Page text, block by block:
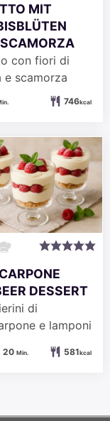
MIT
con fiori di
e scamorza
746kcal
DESSERT
di
e lamponi
20Minuten
Min. 581kcal